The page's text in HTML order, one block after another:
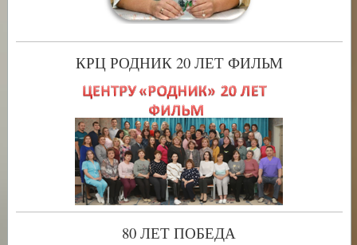
КРЦ РОДНИК 20 ЛЕТ ФИЛЬМ
80 ЛЕТ ПОБЕДА